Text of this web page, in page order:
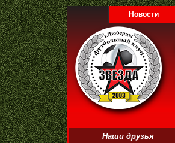
Новости
Наши друзья